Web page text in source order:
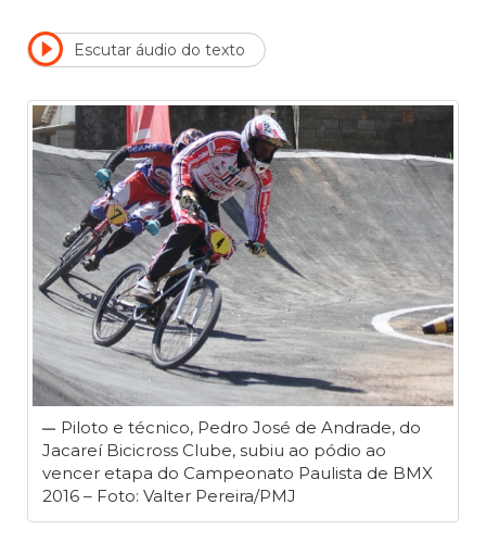
Escutar áudio do texto
Piloto e técnico, Pedro José de Andrade, do
Jacareí Bicicross Clube, subiu ao pódio ao
vencer etapa do Campeonato Paulista de BMX
2016 – Foto: Valter Pereira/PMJ